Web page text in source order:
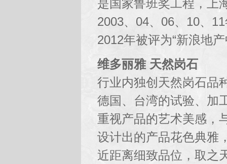
是国家鲁班奖工程，上
2003、04、06、10、
2012年被评为“新浪地
维多丽雅 天然岗石
行业内独创天然岗石品
德国、台湾的试验、加
重视产品的艺术美感，
设计出的产品花色典雅
近距离细致品位，取之